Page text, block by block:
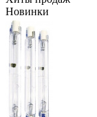
Новинки